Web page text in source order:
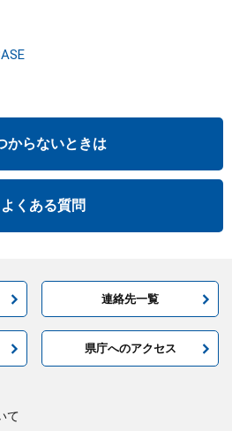
からないときは
よくある質問
連絡先一覧
県庁へのアクセス
て